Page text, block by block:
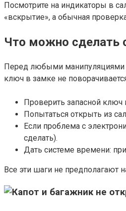
Посмотрите на индикаторы в
«вскрытие», а обычная
Что можно сделать
Перед любыми манипуляциями
ключ в замке не
Проверить запасной ключ
Попытаться открыть из
Если проблема с
сделать).
Дать системе времени:
Все эти шаги не предполагают